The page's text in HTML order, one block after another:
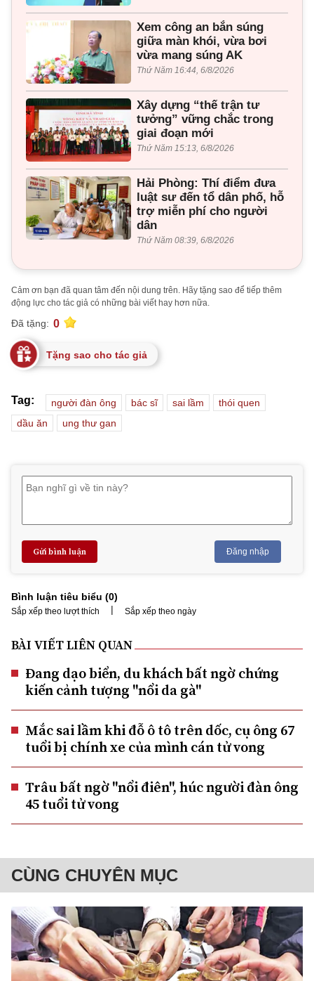
Xem công an bắn súng
giữa màn khói, vừa bơi
vừa mang súng AK
Thứ Năm 16:44, 6/8/2026
Xây dựng “thế trận tư
tưởng” vững chắc trong
giai đoạn mới
Thứ Năm 15:13, 6/8/2026
Hải Phòng: Thí điểm đưa
luật sư đến tổ dân phố, hỗ
trợ miễn phí cho người
dân
Thứ Năm 08:39, 6/8/2026
Cảm ơn bạn đã quan tâm đến nội dung trên. Hãy tặng sao để tiếp thêm
động lực cho tác giả có những bài viết hay hơn nữa.
Đã tặng: 0
Tặng sao cho tác giả
Tag: người đàn ông bác sĩ sai lầm
thói quen
dầu ăn
ung thư gan
Gửi bình luận Đăng nhập
Bình luận tiêu biểu (0)
Sắp xếp theo lượt thích | Sắp xếp theo ngày
BÀI VIẾT LIÊN QUAN
Đang dạo biển, du khách bất ngờ chứng
kiến cảnh tượng "nổi da gà"
Mắc sai lầm khi đỗ ô tô trên dốc, cụ ông 67
tuổi bị chính xe của mình cán tử vong
Trâu bất ngờ "nổi điên", húc người đàn ông
45 tuổi tử vong
CÙNG CHUYÊN MỤC